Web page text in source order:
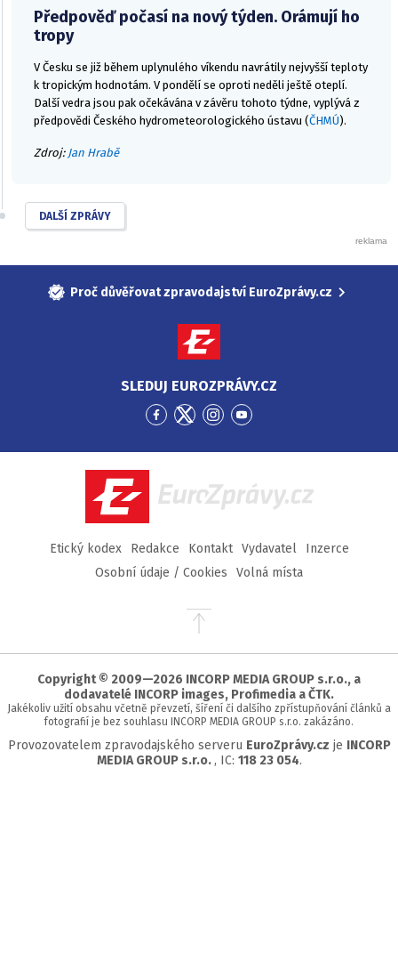
Předpověď počasí na nový týden. Orámují ho
tropy
V Česku se již během uplynulého víkendu navrátily nejvyšší teploty
k tropickým hodnotám. V pondělí se oproti neděli ještě oteplí.
Další vedra jsou pak očekávána v závěru tohoto týdne, vyplývá z
předpovědi Českého hydrometeorologického ústavu (ČHMÚ).
Zdroj: Jan Hrabě
DALŠÍ ZPRÁVY
Proč důvěřovat zpravodajství EuroZprávy.cz
SLEDUJ EUROZPRÁVY.CZ
Přejít
Facebook
Přejít
Twitter
Přejít
Instagram
Přejít
YouTube
EuroZprávy.cz
Etický kodex Redakce Kontakt Vydavatel
Inzerce
Osobní údaje / Cookies
Volná místa
Přejít
stránky
Copyright © 2009—2026 INCORP MEDIA GROUP s.r.o., a
dodavatelé INCORP images, Profimedia a ČTK.
Jakékoliv užití obsahu včetně převzetí, šíření či dalšího zpřístupňování článků a
fotografií je bez souhlasu INCORP MEDIA GROUP s.r.o. zakázáno.
Provozovatelem zpravodajského serveru EuroZprávy.cz je INCORP
MEDIA GROUP s.r.o. , IC: 118 23 054.